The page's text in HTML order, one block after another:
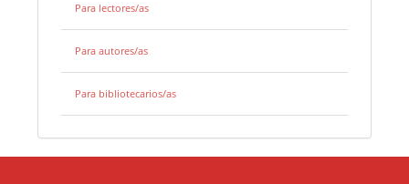
Para lectores/as
Para autores/as
Para bibliotecarios/as